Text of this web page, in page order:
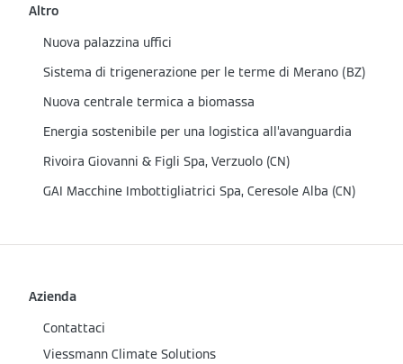
Altro
Nuova palazzina uffici
Sistema di trigenerazione per le terme di Merano (BZ)
Nuova centrale termica a biomassa
Energia sostenibile per una logistica all’avanguardia
Rivoira Giovanni & Figli Spa, Verzuolo (CN)
GAI Macchine Imbottigliatrici Spa, Ceresole Alba (CN)
Azienda
Contattaci
Viessmann Climate Solutions